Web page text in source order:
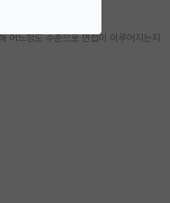
어느정도 수준으로 면접이 이루어지는지